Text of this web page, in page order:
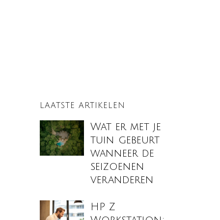
LAATSTE ARTIKELEN
Wat er met je
tuin gebeurt
wanneer de
seizoenen
veranderen
HP Z